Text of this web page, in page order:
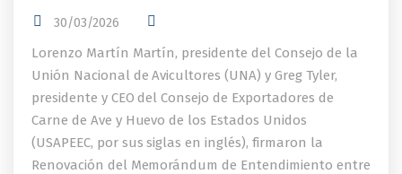
30/03/2026
Lorenzo Martín Martín, presidente del Consejo de la
Unión Nacional de Avicultores (UNA) y Greg Tyler,
presidente y CEO del Consejo de Exportadores de
Carne de Ave y Huevo de los Estados Unidos
(USAPEEC, por sus siglas en inglés), firmaron la
Renovación del Memorándum de Entendimiento entre